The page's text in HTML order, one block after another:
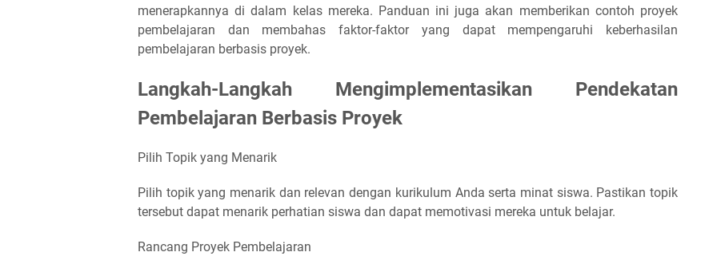
menerapkannya di dalam kelas mereka. Panduan ini juga akan memberikan contoh proyek
pembelajaran dan membahas faktor-faktor yang dapat mempengaruhi keberhasilan
pembelajaran berbasis proyek.
Langkah-Langkah Mengimplementasikan Pendekatan
Pembelajaran Berbasis Proyek
Pilih Topik yang Menarik
Pilih topik yang menarik dan relevan dengan kurikulum Anda serta minat siswa. Pastikan topik
tersebut dapat menarik perhatian siswa dan dapat memotivasi mereka untuk belajar.
Rancang Proyek Pembelajaran